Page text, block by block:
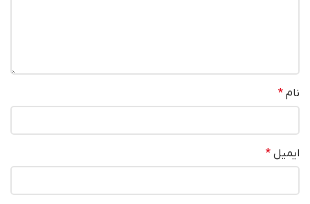
نام *
ایمیل *